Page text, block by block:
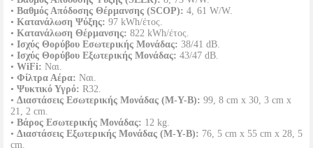
• Βαθμός Απόδοσης Θέρμανσης (SCOP): 4, 61 W/W.
• Κατανάλωση Ψύξης: 97 kWh/έτος.
• Κατανάλωση Θέρμανσης: 822 kWh/έτος.
• Ισχύς Θορύβου Εσωτερικής Μονάδας: 38/41 dB.
• Ισχύς Θορύβου Εξωτερικής Μονάδας: 43/47 dB.
• WiFi: Ναι.
• Φίλτρα Αέρα: Ναι.
• Ψυκτικό Υγρό: R32.
• Διαστάσεις Εσωτερικής Μονάδας (Μ-Υ-Β): 99, 8 cm x 30, 3 cm x
21, 2 cm.
• Βάρος Εσωτερικής Μονάδας: 12 kg.
• Διαστάσεις Εξωτερικής Μονάδας (Μ-Υ-Β): 76, 5 cm x 55 cm x 28, 5
cm.